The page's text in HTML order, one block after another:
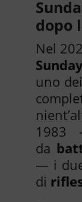
dopo
Nel
uno
1983
da
— i
di